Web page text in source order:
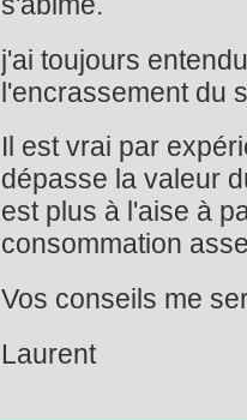
j'ai toujours
l'encrassement du
Il est vrai par
dépasse la valeur
est plus à l'aise à
consommation
Vos conseils me
Laurent